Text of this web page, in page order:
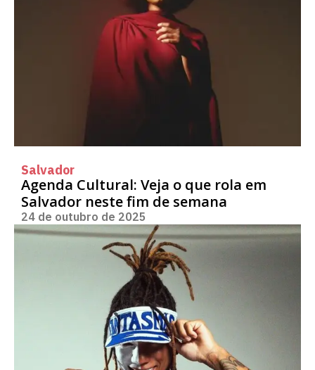
Salvador
Agenda Cultural: Veja o que rola em
Salvador neste fim de semana
24 de outubro de 2025